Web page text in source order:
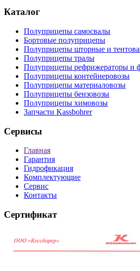
Каталог
Полуприцепы самосвалы
Бортовые полуприцепы
Полуприцепы шторные и
Полуприцепы тралы
Полуприцепы рефрижераторы и
Полуприцепы контейнеровозы
Полуприцепы материаловозы
Полуприцепы бензовозы
Полуприцепы химовозы
Запчасти Kassbohrer
Сервисы
Главная
Гарантия
Гидрофикация
Комплектующие
Сервис
Контакты
Сертификат